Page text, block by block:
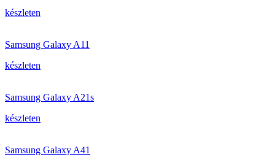
készleten
Samsung Galaxy A11
készleten
Samsung Galaxy A21s
készleten
Samsung Galaxy A41